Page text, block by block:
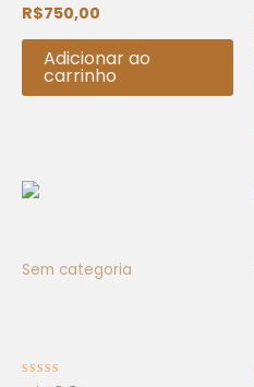
Avaliação
0
de
R$750,00
Adicionar ao
carrinho
Sem categoria